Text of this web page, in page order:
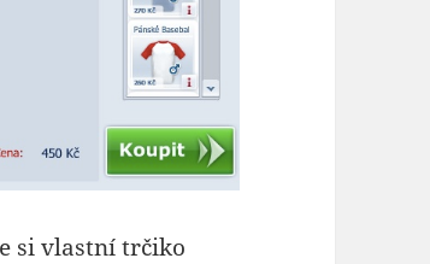
si vlastní trčiko